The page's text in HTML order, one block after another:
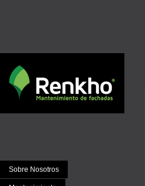
Sobre Nosotros